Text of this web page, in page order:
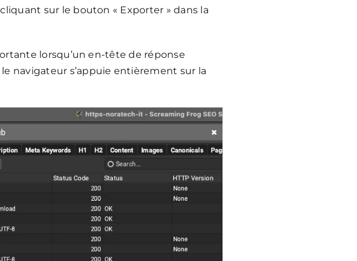
sur le bouton « Exporter » dans la
lorsqu’un en-tête de réponse
navigateur s’appuie entièrement sur la